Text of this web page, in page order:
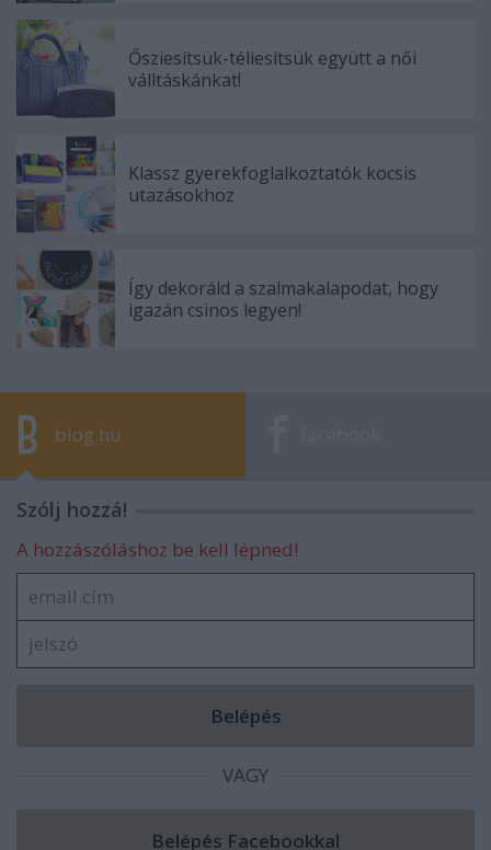
Ősziesítsük-téliesítsük együtt a női
válltáskánkat!
Klassz gyerekfoglalkoztatók kocsis
utazásokhoz
Így dekoráld a szalmakalapodat, hogy
igazán csinos legyen!
blog.hu
Szólj hozzá!
A hozzászóláshoz be kell lépned!
VAGY